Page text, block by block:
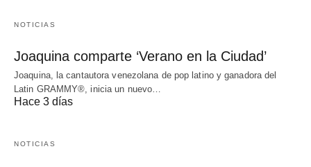
NOTICIAS
Joaquina comparte ‘Verano en la Ciudad’
Joaquina, la cantautora venezolana de pop latino y ganadora del
Latin GRAMMY®, inicia un nuevo…
Hace 3 días
NOTICIAS